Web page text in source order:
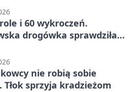
i 60 wykroczeń.
drogówka sprawdziła
nie robią sobie
Tłok sprzyja kradzieżom